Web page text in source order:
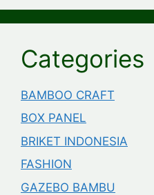
Categories
BAMBOO CRAFT
BOX PANEL
BRIKET INDONESIA
FASHION
GAZEBO BAMBU